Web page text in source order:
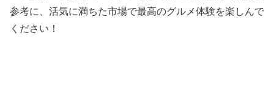
参考に、活気に満ちた市場で最高のグルメ体験を楽しんで
ください！